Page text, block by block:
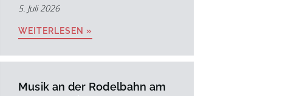
5. Juli 2026
WEITERLESEN »
Musik an der Rodelbahn am